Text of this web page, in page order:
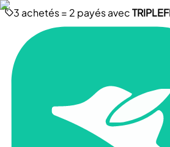
3 achetés = 2 payés avec